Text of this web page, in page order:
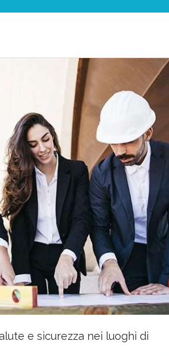
e sicurezza nei luoghi di
€